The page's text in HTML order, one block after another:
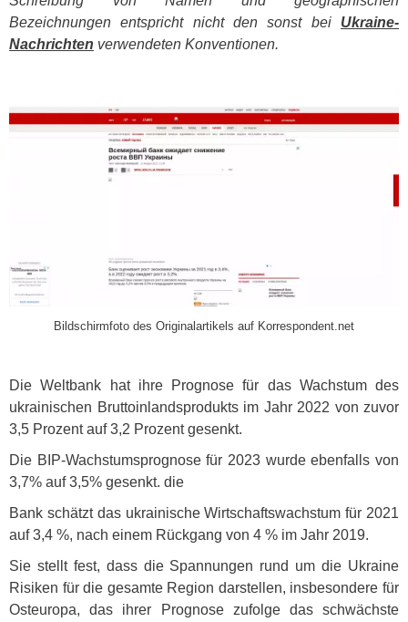
Bezeichnungen entspricht nicht den sonst bei Ukraine-
Nachrichten verwendeten Konventionen.
Bildschirmfoto des Originalartikels auf Korrespondent.net
Die Weltbank hat ihre Prognose für das Wachstum des
ukrainischen Bruttoinlandsprodukts im Jahr 2022 von zuvor
3,5 Prozent auf 3,2 Prozent gesenkt.
Die BIP-Wachstumsprognose für 2023 wurde ebenfalls von
3,7% auf 3,5% gesenkt. die
Bank schätzt das ukrainische Wirtschaftswachstum für 2021
auf 3,4 %, nach einem Rückgang von 4 % im Jahr 2019.
Sie stellt fest, dass die Spannungen rund um die Ukraine
Risiken für die gesamte Region darstellen, insbesondere für
Osteuropa, das ihrer Prognose zufolge das schwächste